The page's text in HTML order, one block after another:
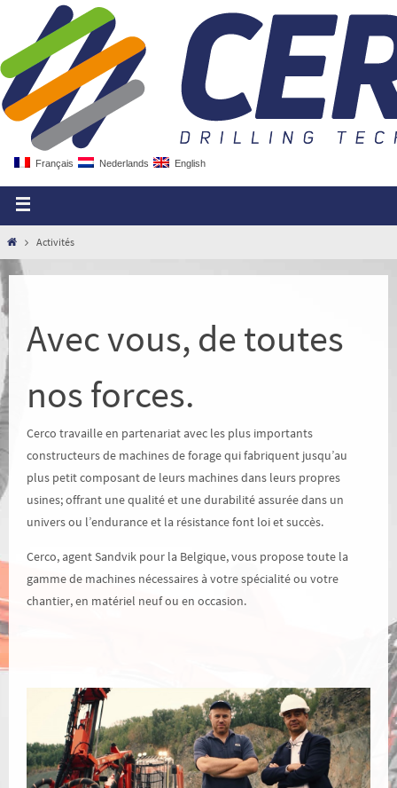
Français Nederlands English
Activités
Avec vous, de toutes
nos forces.
Cerco travaille en partenariat avec les plus importants
constructeurs de machines de forage qui fabriquent jusqu’au
plus petit composant de leurs machines dans leurs propres
usines; offrant une qualité et une durabilité assurée dans un
univers ou l’endurance et la résistance font loi et succès.
Cerco, agent Sandvik pour la Belgique, vous propose toute la
gamme de machines nécessaires à votre spécialité ou votre
chantier, en matériel neuf ou en occasion.